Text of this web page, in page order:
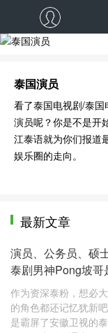
泰国演员
看了泰国电视剧/泰
演员呢？你是不是开
江泰语就为你们报道
娱乐圈的走向。
最新文章
演员、公务员、硕
泰剧男神Pong坡哥
作为资深泰粉，想必
的角色都还记忆犹新
是霸屏了安徽卫视的